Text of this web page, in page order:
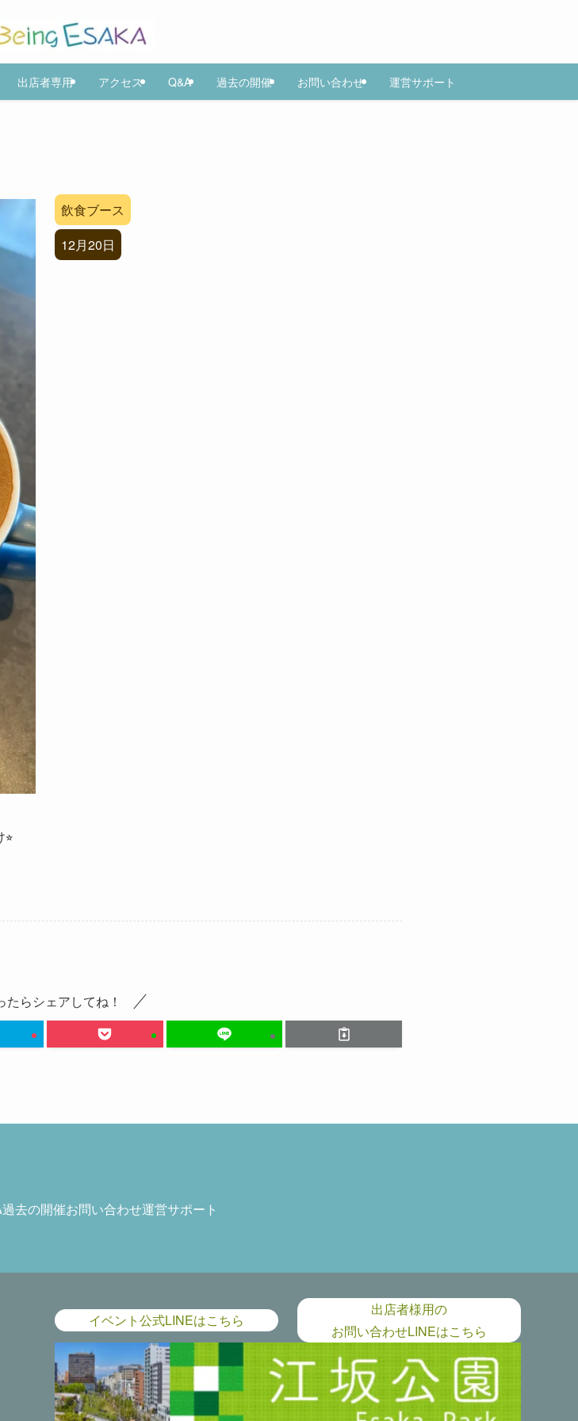
出店者専用 アクセス Q&A 過去の開催 お問い合わせ 運営サポート
飲食ブース
12月20日
たらシェアしてね！
過去の開催お問い合わせ運営サポート
イベント公式LINEはこちら
出店者様用の
お問い合わせLINEはこちら